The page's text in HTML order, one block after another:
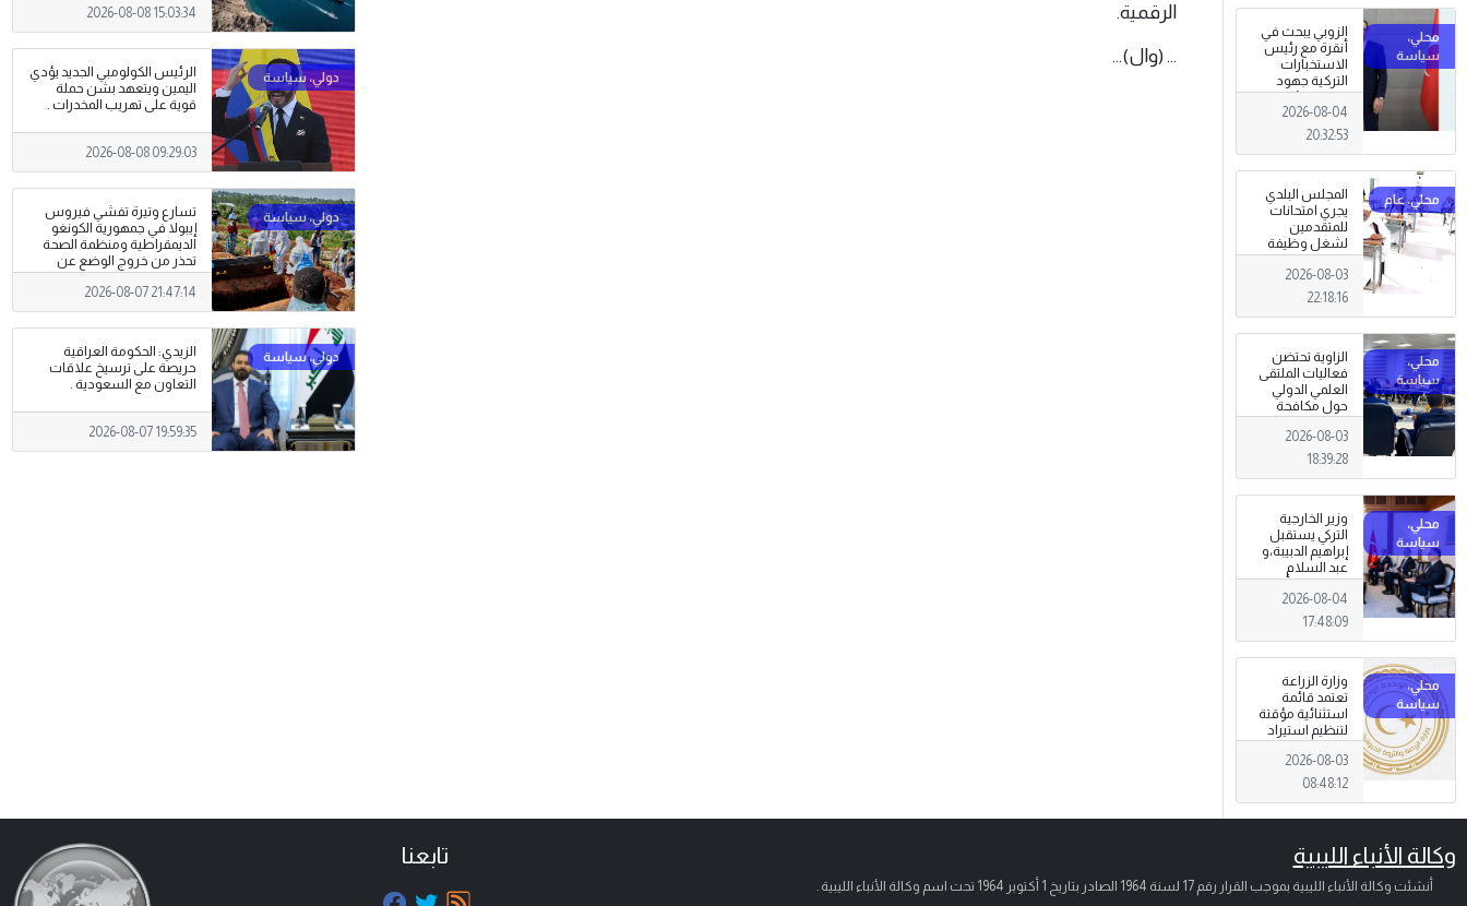
الزوبي يبحث في
أنقرة مع رئيس
الاستخبارات
التركية جهود
توحيد المؤسسة
العسكرية على
أسس مهنية
2026-08-04
20:32:53
المجلس البلدي
يجري امتحانات
للمتقدمين
لشغل وظيفة
مختار محلة .
2026-08-03
22:18:16
الزاوية تحتضن
فعاليات الملتقى
العلمي الدولي
حول مكافحة
الجرائم المالية
وتهديدات الأمن
القومي
2026-08-03
18:39:28
وزير الخارجية
التركي يستقبل
إبراهيم الدبيبة،و
عبد السلام
الزوبي في أنقرة
2026-08-04
17:48:09
وزارة الزراعة
تعتمد قائمة
استثنائية مؤقتة
لتنظيم استيراد
وتداول المبيدات
الزراعية
2026-08-03
08:48:12
الرقمية.
… (وال)...
2026-08-08 15:03:34
الرئيس الكولومبي الجديد يؤدي
اليمين ويتعهد بشن حملة
قوية على تهريب ‌المخدرات .
2026-08-08 09:29:03
تسارع وتيرة تفشي فيروس
إيبولا في جمهورية الكونغو
الديمقراطية ومنظمة الصحة
تحذر من خروج الوضع عن
السيطرة
2026-08-07 21:47:14
الزيدي: الحكومة العراقية
حريصة على ترسيخ علاقات
التعاون مع السعودية .
2026-08-07 19:59:35
وكالة الأنباء الليبية
أنشئت وكالة الأنباء الليبية بموجب القرار رقم 17 لسنة 1964 الصادر بتاريخ 1 أكتوبر 1964 تحت اسم وكالة الأنباء الليبية .
تابعنا